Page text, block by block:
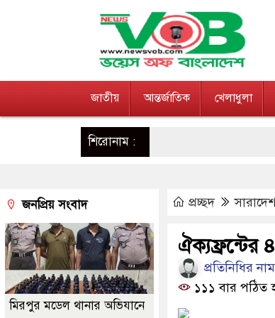
জাতীয় আন্তর্জাতিক খেলাধুলা
শিরোনাম :
প্রচ্ছদ সারাদেশ
ঐক্যফ্রন্টের
প্রতিনিধির
১১১ বার পঠিত
জনপ্রিয় সংবাদ
মিরপুর মডেল থানার অভিযানে